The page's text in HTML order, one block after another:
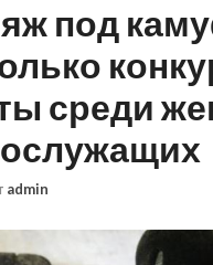
под
среди
admin